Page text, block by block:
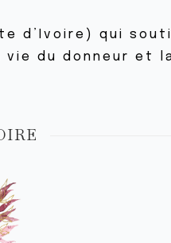
d’Ivoire) qui
du donneur et